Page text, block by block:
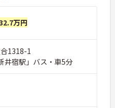
万円
1318-1
井宿駅」バス・車5分